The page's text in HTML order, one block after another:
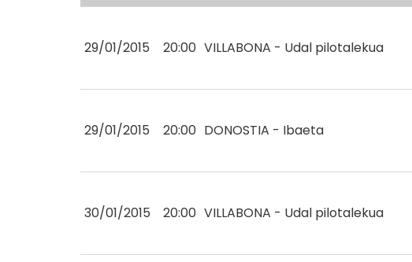
29/01/2015 20:00 VILLABONA - Udal pilotalekua
29/01/2015 20:00 DONOSTIA - Ibaeta
30/01/2015 20:00 VILLABONA - Udal pilotalekua